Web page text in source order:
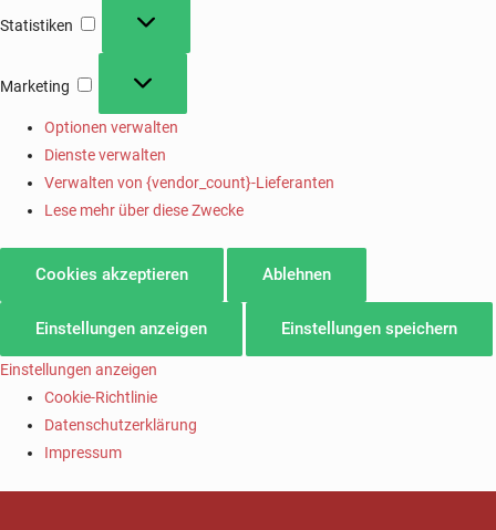
Statistiken
Marketing
Optionen verwalten
Dienste verwalten
Verwalten von {vendor_count}-Lieferanten
Lese mehr über diese Zwecke
Cookies akzeptieren Ablehnen
Einstellungen anzeigen Einstellungen speichern
Einstellungen anzeigen
Cookie-Richtlinie
Datenschutzerklärung
Impressum